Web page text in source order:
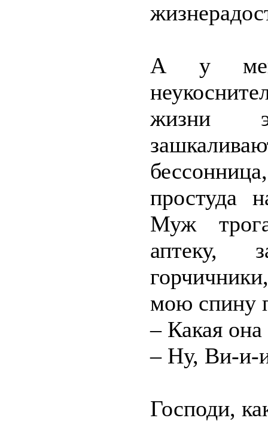
А у
жизни
простуда
Муж
аптеку,
мою спину
– Какая она
– Ну, Ви-и-
Господи,